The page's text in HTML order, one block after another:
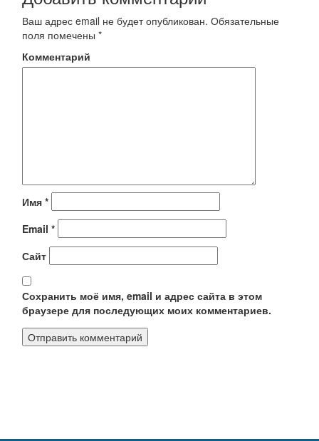
Ваш адрес email не будет опубликован. Обязательные
поля помечены*
Комментарий
Имя*
Email*
Сайт
Сохранить моё имя, email и адрес сайта в этом
браузере для последующих моих комментариев.